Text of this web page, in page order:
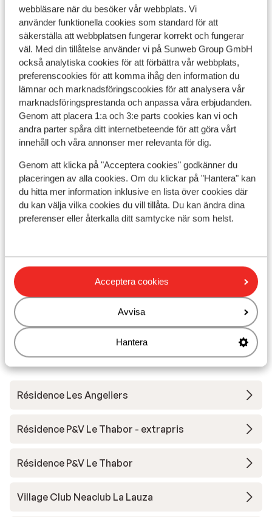
webbläsare när du besöker vår webbplats. Vi
använder funktionella cookies som standard för att
säkerställa att webbplatsen fungerar korrekt och fungerar
väl. Med din tillåtelse använder vi på Sunweb Group GmbH
också analytiska cookies för att förbättra vår webbplats,
preferenscookies för att komma ihåg den information du
lämnar och marknadsföringscookies för att analysera vår
marknadsföringsprestanda och anpassa våra erbjudanden.
Genom att placera 1:a och 3:e parts cookies kan vi och
andra parter spåra ditt internetbeteende för att göra vårt
innehåll och våra annonser mer relevanta för dig.
Genom att klicka på "Acceptera cookies" godkänner du
placeringen av alla cookies. Om du klickar på "Hantera" kan
du hitta mer information inklusive en lista över cookies där
du kan välja vilka cookies du vill tillåta. Du kan ändra dina
preferenser eller återkalla ditt samtycke när som helst.
Acceptera cookies
Avvisa
Hantera
8 Fantastisk
Résidence P&V Le Thabor -
extrapris
Valmeinier Galibier Thabor Frankrike
Mitt i pisten Violetter
Roliga aktiviteter för barn
Uppvärmd utomhuspool och bastu
Inga måltider 2person 4 259:-
Visa
Andra boenden i Valmeinier
Résidence Les Angeliers
Résidence P&V Le Thabor - extrapris
Résidence P&V Le Thabor
Village Club Neaclub La Lauza